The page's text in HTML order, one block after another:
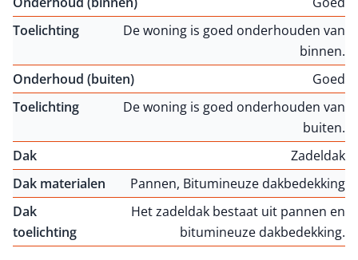
Toelichting
De woning is goed onderhouden van
binnen.
Onderhoud (buiten)
Goed
Toelichting
De woning is goed onderhouden van
buiten.
Dak
Zadeldak
Dak materialen
Pannen, Bitumineuze dakbedekking
Dak
toelichting
Het zadeldak bestaat uit pannen en
bitumineuze dakbedekking.